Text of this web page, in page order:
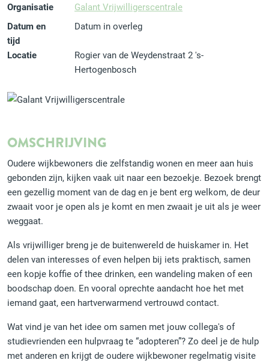
Organisatie
Galant Vrijwilligerscentrale
Datum en
tijd
Datum in overleg
Locatie
Rogier van de Weydenstraat 2 's-
Hertogenbosch
OMSCHRIJVING
Oudere wijkbewoners die zelfstandig wonen en meer aan huis
gebonden zijn, kijken vaak uit naar een bezoekje. Bezoek brengt
een gezellig moment van de dag en je bent erg welkom, de deur
zwaait voor je open als je komt en men zwaait je uit als je weer
weggaat.
Als vrijwilliger breng je de buitenwereld de huiskamer in. Het
delen van interesses of even helpen bij iets praktisch, samen
een kopje koffie of thee drinken, een wandeling maken of een
boodschap doen. En vooral oprechte aandacht hoe het met
iemand gaat, een hartverwarmend vertrouwd contact.
Wat vind je van het idee om samen met jouw collega's of
studievrienden een hulpvraag te “adopteren”? Zo deel je de hulp
met anderen en krijgt de oudere wijkbewoner regelmatig visite